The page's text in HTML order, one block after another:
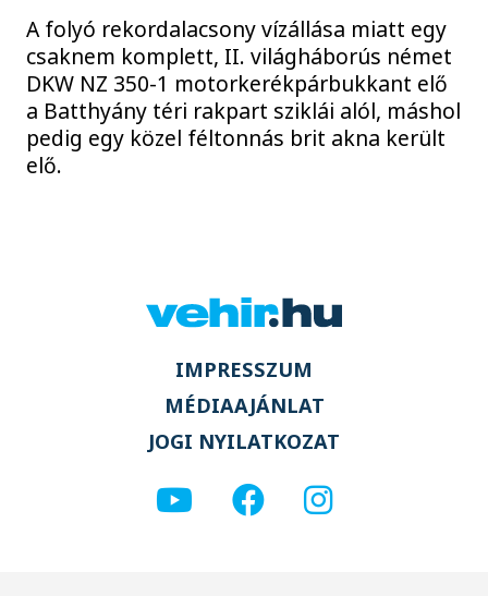
A folyó rekordalacsony vízállása miatt egy
csaknem komplett, II. világháborús német
DKW NZ 350-1 motorkerékpárbukkant elő
a Batthyány téri rakpart sziklái alól, máshol
pedig egy közel féltonnás brit akna került
elő.
IMPRESSZUM
MÉDIAAJÁNLAT
JOGI NYILATKOZAT